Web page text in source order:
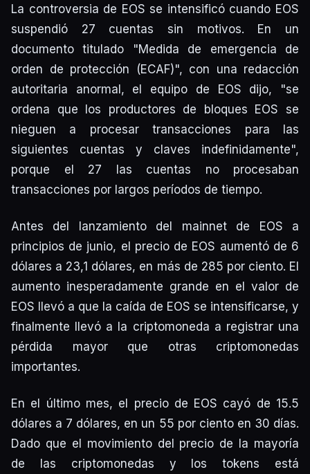
La controversia de EOS se intensificó cuando EOS
suspendió 27 cuentas sin motivos. En un
documento titulado "Medida de emergencia de
orden de protección (ECAF)", con una redacción
autoritaria anormal, el equipo de EOS dijo, "se
ordena que los productores de bloques EOS se
nieguen a procesar transacciones para las
siguientes cuentas y claves indefinidamente",
porque el 27 las cuentas no procesaban
transacciones por largos períodos de tiempo.
Antes del lanzamiento del mainnet de EOS a
principios de junio, el precio de EOS aumentó de 6
dólares a 23,1 dólares, en más de 285 por ciento. El
aumento inesperadamente grande en el valor de
EOS llevó a que la caída de EOS se intensificarse, y
finalmente llevó a la criptomoneda a registrar una
pérdida mayor que otras criptomonedas
importantes.
En el último mes, el precio de EOS cayó de 15.5
dólares a 7 dólares, en un 55 por ciento en 30 días.
Dado que el movimiento del precio de la mayoría
de las criptomonedas y los tokens está